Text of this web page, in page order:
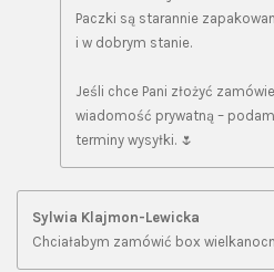
Paczki są starannie
i w dobrym stanie.
Jeśli chce Pani złożyć
wiadomość prywatną –
terminy wysyłki. 🌷
Sylwia Klajmon-Lewicka
Chciałabym zamówić box